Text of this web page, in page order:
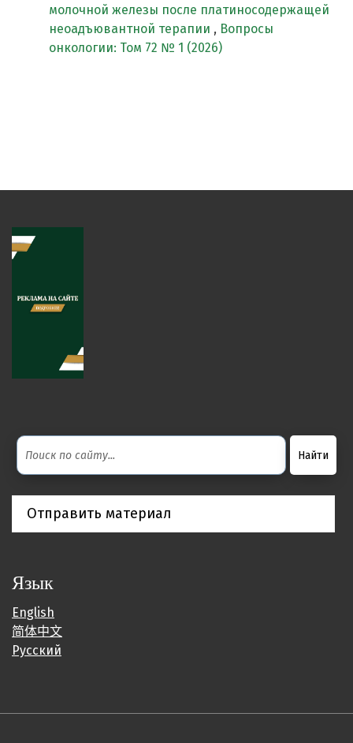
молочной железы после платиносодержащей
неоадъювантной терапии , Вопросы
онкологии: Том 72 № 1 (2026)
Отправить материал
Язык
English
简体中文
Русский